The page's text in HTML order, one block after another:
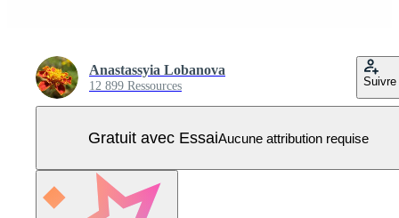
Anastassyia Lobanova
12 899 Ressources Suivre
Gratuit avec EssaiAucune attribution requise